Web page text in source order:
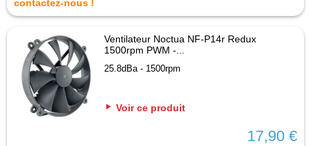
contactez-nous !
Ventilateur Noctua NF-P14r Redux
1500rpm PWM -...
25.8dBa - 1500rpm
Voir ce produit
17,90 €